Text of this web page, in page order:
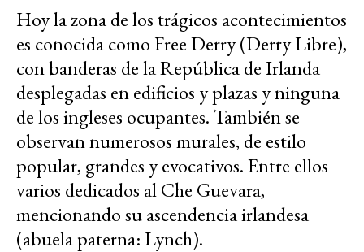
Hoy la zona de los trágicos acontecimientos
es conocida como Free Derry (Derry Libre),
con banderas de la República de Irlanda
desplegadas en edificios y plazas y ninguna
de los ingleses ocupantes. También se
observan numerosos murales, de estilo
popular, grandes y evocativos. Entre ellos
varios dedicados al Che Guevara,
mencionando su ascendencia irlandesa
(abuela paterna: Lynch).